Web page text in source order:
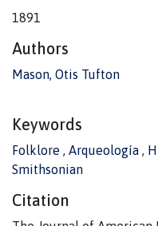
1891
Authors
Mason, Otis Tufton
Keywords
Folklore , Arqueología ,
Smithsonian
Citation